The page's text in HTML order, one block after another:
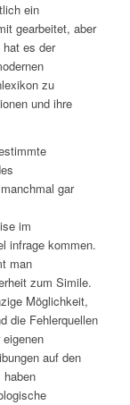
ein
gearbeitet, aber
es der
zu
und ihre
gar
im
infrage kommen.
man
zum Simile.
Möglichkeit,
die Fehlerquellen
auf den